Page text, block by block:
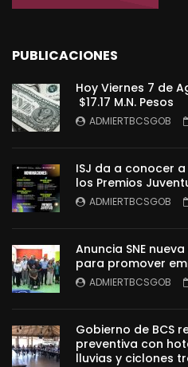
PUBLICACIONES
Hoy Viernes 7 de
$17.17 M.N. Pesos
ADMIERTBCSGOB
ISJ da a conocer
los Premios
ADMIERTBCSGOB
Anuncia SNE
para promover
ADMIERTBCSGOB
Gobierno de BCS
preventiva con
lluvias y ciclones